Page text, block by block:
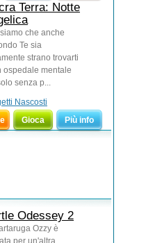
Terra: Notte
che anche
Te sia
strano trovarti
ospedale mentale
senza p...
Nascosti
Gioca Più info
Odessey 2
Ozzy è
per un'altra